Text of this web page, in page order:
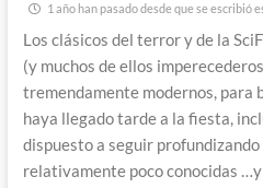
1 año han pasado desde que se escribió
Los clásicos del terror y de la
(y muchos de ellos
tremendamente modernos, para
haya llegado tarde a la fiesta,
dispuesto a seguir
relativamente poco conocidas